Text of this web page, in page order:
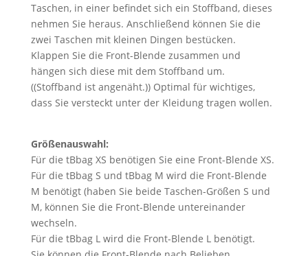
Taschen, in einer befindet sich ein Stoffband, dieses
nehmen Sie heraus. Anschließend können Sie die
zwei Taschen mit kleinen Dingen bestücken.
Klappen Sie die Front-Blende zusammen und
hängen sich diese mit dem Stoffband um.
((Stoffband ist angenäht.)) Optimal für wichtiges,
dass Sie versteckt unter der Kleidung tragen wollen.
Größenauswahl:
Für die tBbag XS benötigen Sie eine Front-Blende XS.
Für die tBbag S und tBbag M wird die Front-Blende
M benötigt (haben Sie beide Taschen-Größen S und
M, können Sie die Front-Blende untereinander
wechseln.
Für die tBbag L wird die Front-Blende L benötigt.